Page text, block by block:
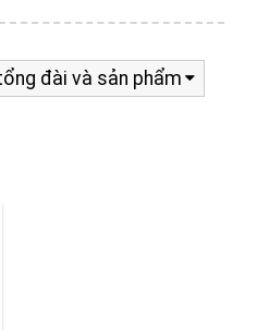
đài và sản phẩm